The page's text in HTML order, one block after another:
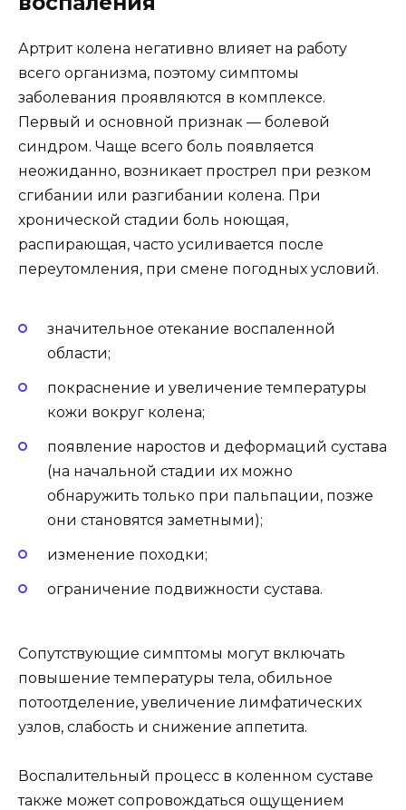
Артрит колена негативно влияет на работу
всего организма, поэтому симптомы
заболевания проявляются в комплексе.
Первый и основной признак — болевой
синдром. Чаще всего боль появляется
неожиданно, возникает прострел при резком
сгибании или разгибании колена. При
хронической стадии боль ноющая,
распирающая, часто усиливается после
переутомления, при смене погодных условий.
значительное отекание воспаленной
области;
покраснение и увеличение температуры
кожи вокруг колена;
появление наростов и деформаций сустава
(на начальной стадии их можно
обнаружить только при пальпации, позже
они становятся заметными);
изменение походки;
ограничение подвижности сустава.
Сопутствующие симптомы могут включать
повышение температуры тела, обильное
потоотделение, увеличение лимфатических
узлов, слабость и снижение аппетита.
Воспалительный процесс в коленном суставе
также может сопровождаться ощущением